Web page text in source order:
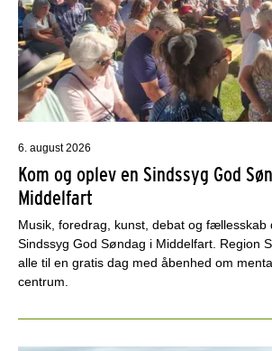
6. august 2026
Kom og oplev en Sindssyg God
Middelfart
Musik, foredrag, kunst, debat og fællesskab
Sindssyg God Søndag i Middelfart. Region
alle til en gratis dag med åbenhed om
centrum.